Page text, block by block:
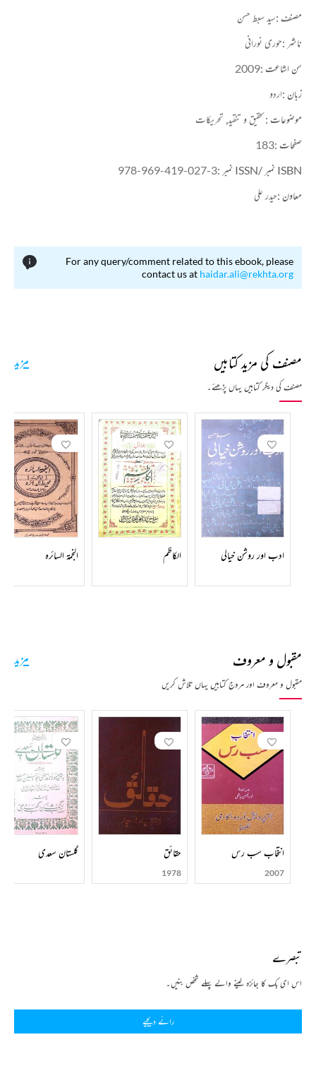
مزار، موسیٰ سے مارکس تک، پاکستان میں تہذیب کا ارتقا، انقلاب ایران، کارل مارکس اور نوید فکر جیسی
تحریک کی گولڈن جوبلی منائی گئی تو سید سبط حسن نے ان تینوں تقریبات میں فعال کردار ادا کیا۔ وہ
دہلی میں ان کا انتقال ہوگیا۔ وہ کراچی میں سخی حسن کے قبرستان میں آسودہ خاک ہیں۔
مصنف :سید سبط حسن
ناشر :حوری نورانی
سن اشاعت :2009
زبان :اردو
موضوعات : تحقیق و تنقید, تحریکات
صفحات :183
ISBN نمبر /ISSN نمبر :
978-969-419-027-3
معاون :حیدر علی
For any query/comment related to this ebook, please
contact us at haidar.ali@rekhta.org
مصنف کی مزید کتابیں
مصنف کی دیگر کتابیں یہاں پڑھئے۔
مزید
ادب اور روشن خیالی الکاظم النجمۃ السائرہ
مقبول و معروف
مقبول و معروف اور مروج کتابیں یہاں تلاش کریں
مزید
انتخاب سب رس
2007
حقائق
1978
گلستان سعدی
تبصرے
اس ای بک کا جائزہ لینے والے پہلے شخص بنیں۔
رائے دیجیے